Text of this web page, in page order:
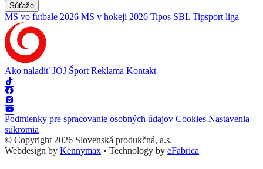
Súťaže
MS vo futbale 2026 MS v hokeji 2026 Tipos SBL Tipsport liga
Ako naladiť JOJ Šport Reklama Kontakt
Podmienky pre spracovanie osobných údajov Cookies Nastavenia
súkromia
© Copyright 2026 Slovenská produkčná, a.s.
Webdesign by Kennymax • Technology by eFabrica